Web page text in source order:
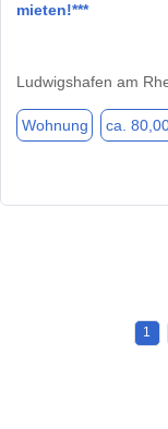
mieten!***
Ludwigshafen am
Wohnung ca.
1